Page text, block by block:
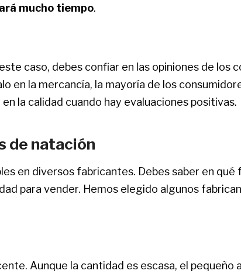
mucho tiempo.
caso, debes confiar en las opiniones de los
en la mercancía, la mayoría de los
la calidad cuando hay evaluaciones positivas.
de natación
en diversos fabricantes. Debes saber en qué
para vender. Hemos elegido algunos
Aunque la cantidad es escasa, el pequeño